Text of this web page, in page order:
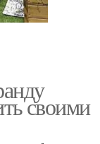
своими